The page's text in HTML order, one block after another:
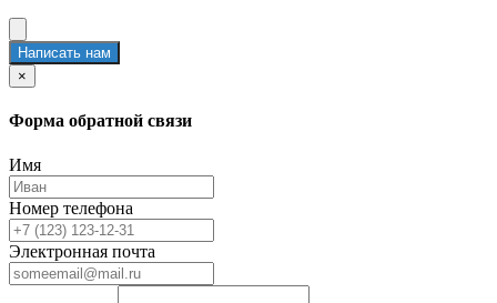
Написать нам
×
Форма обратной связи
Имя
Номер телефона
Электронная почта